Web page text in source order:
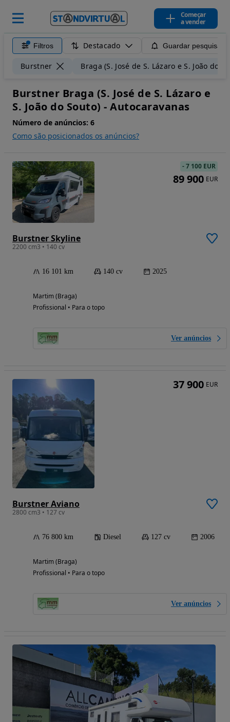
Começar
a vender
Filtros Destacado Guardar pesquisa
Burstner Braga (S. José de S. Lázaro e S. João do
Burstner Braga (S. José de S. Lázaro e
S. João do Souto) - Autocaravanas
Número de anúncios: 6
Como são posicionados os anúncios?
Burstner Skyline
2200 cm3 • 140 cv
16 101 km 140 cv 2025
Martim (Braga)
Profissional • Para o topo
Ver anúncios
-7 100 EUR
89 900 EUR
Burstner Aviano
2800 cm3 • 127 cv
76 800 km Diesel 127 cv 2006
Martim (Braga)
Profissional • Para o topo
Ver anúncios
37 900 EUR